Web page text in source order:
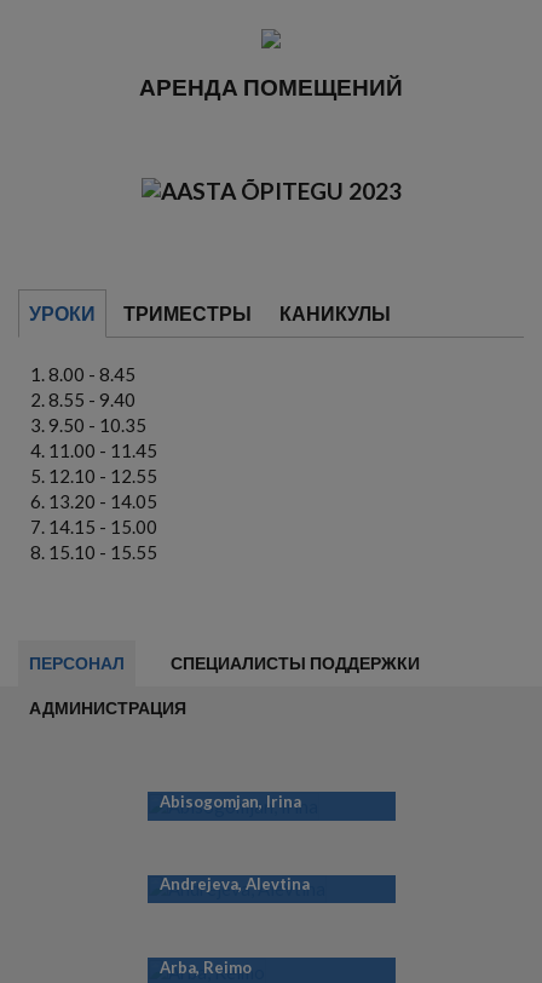
АРЕНДА ПОМЕЩЕНИЙ
УРОКИ ТРИМЕСТРЫ КАНИКУЛЫ
8.00 - 8.45
8.55 - 9.40
9.50 - 10.35
11.00 - 11.45
12.10 - 12.55
13.20 - 14.05
14.15 - 15.00
15.10 - 15.55
ПЕРСОНАЛ СПЕЦИАЛИСТЫ ПОДДЕРЖКИ
АДМИНИСТРАЦИЯ
Abisogomjan, Irina
Andrejeva, Alevtina
Arba, Reimo